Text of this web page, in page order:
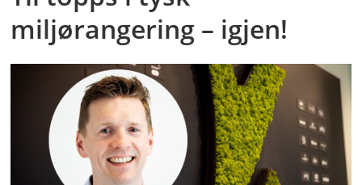
miljørangering – igjen!